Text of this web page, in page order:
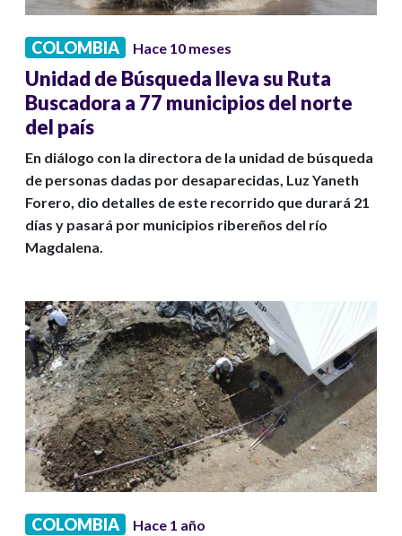
COLOMBIA Hace 10 meses
Unidad de Búsqueda lleva su Ruta
Buscadora a 77 municipios del norte
del país
En diálogo con la directora de la unidad de búsqueda
de personas dadas por desaparecidas, Luz Yaneth
Forero, dio detalles de este recorrido que durará 21
días y pasará por municipios ribereños del río
Magdalena.
COLOMBIA Hace 1 año